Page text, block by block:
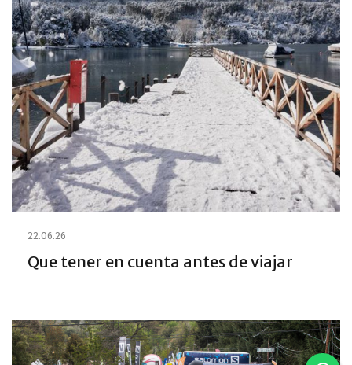
22.06.26
Que tener en cuenta antes de viajar